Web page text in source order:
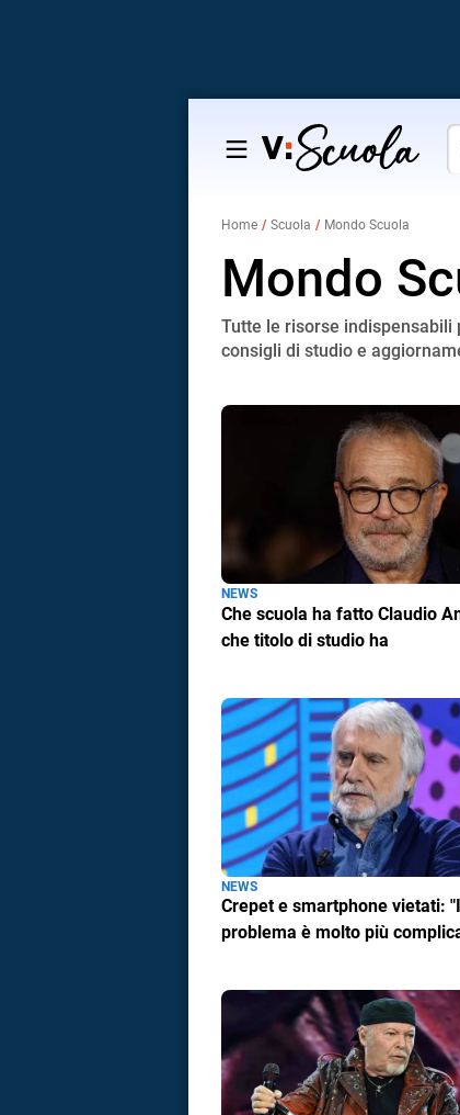
Salta
Home Scuola Mondo Scuola
Mondo
Tutte le risorse indispensabili
consigli di studio e
NEWS
Che scuola ha fatto Claudio
che titolo di studio ha
NEWS
Crepet e smartphone vietati: "Il
problema è molto più